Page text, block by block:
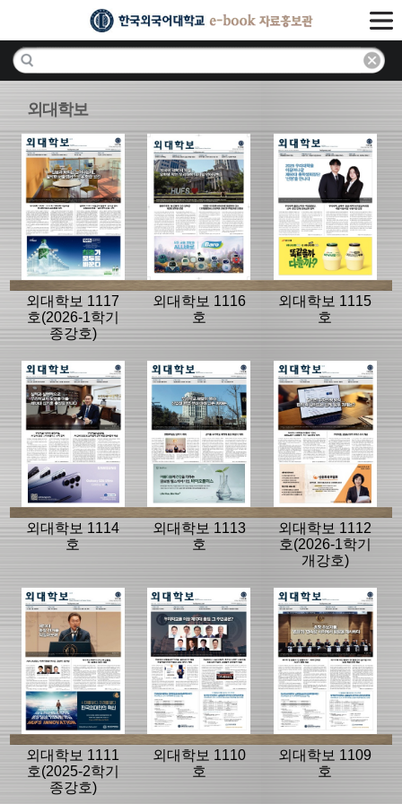
외대학보
외대학보 1117
호(2026-1학기
종강호)
외대학보 1116
호
외대학보 1115
호
외대학보 1114
호
외대학보 1113
호
외대학보 1112
호(2026-1학기
개강호)
외대학보 1111
호(2025-2학기
종강호)
외대학보 1110
호
외대학보 1109
호